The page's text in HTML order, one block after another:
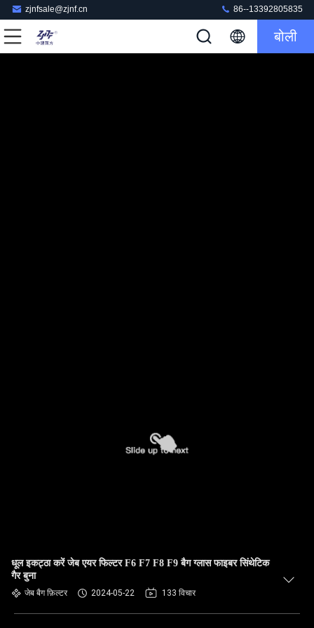
zjnfsale@zjnf.cn 86--13392805835
बोली
धूल इकट्ठा करें जेब एयर फिल्टर F6 F7 F8 F9 बैग ग्लास फाइबर सिंथेटिक
गैर बुना
जेब बैग फ़िल्टर 2024-05-22 133 विचार